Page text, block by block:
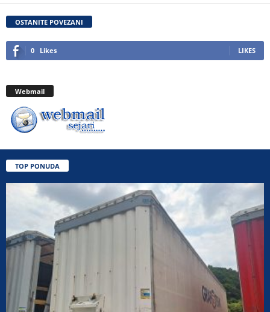
OSTANITE POVEZANI
0 Likes LIKES
Webmail
TOP PONUDA